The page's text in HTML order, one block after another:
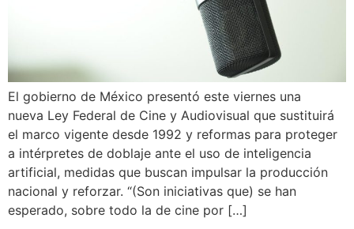
El gobierno de México presentó este viernes una
nueva Ley Federal de Cine y Audiovisual que sustituirá
el marco vigente desde 1992 y reformas para proteger
a intérpretes de doblaje ante el uso de inteligencia
artificial, medidas que buscan impulsar la producción
nacional y reforzar. “(Son iniciativas que) se han
esperado, sobre todo la de cine por […]